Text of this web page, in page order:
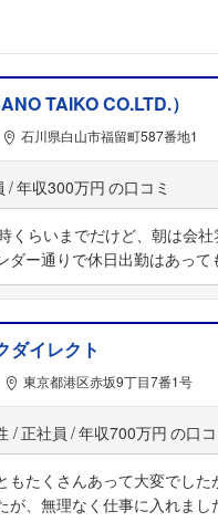
TAIKO CO.LTD.）
石川県白山市福留町587番地1
年収300万円
くらいまでだけど、朝は会
ダー通りで休日出勤はあっ
ダイレクト
東京都港区赤坂9丁目7番1号
正社員 年収700万円
もたくさんあって大変でし
が、無理なく仕事に入れま